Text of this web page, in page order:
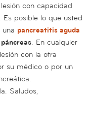
con capacidad
posible lo que usted
pancreatitis aguda
. En cualquier
con la otra
su médico o por un
Saludos,